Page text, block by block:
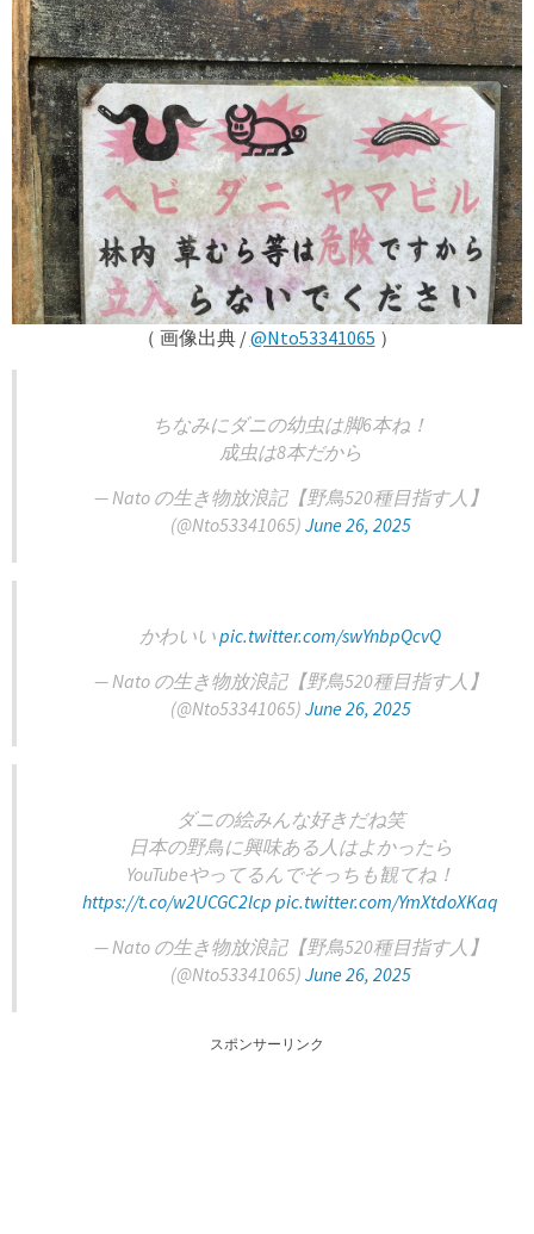
（ 画像出典 /@Nto53341065 ）
ちなみにダニの幼虫は脚6本ね！
成虫は8本だから
— Nato の生き物放浪記【野鳥520種目指す人】
(@Nto53341065) June 26, 2025
かわいいpic.twitter.com/swYnbpQcvQ
— Nato の生き物放浪記【野鳥520種目指す人】
(@Nto53341065) June 26, 2025
ダニの絵みんな好きだね笑
日本の野鳥に興味ある人はよかったら
YouTubeやってるんでそっちも観てね！
https://t.co/w2UCGC2lcp pic.twitter.com/YmXtdoXKaq
— Nato の生き物放浪記【野鳥520種目指す人】
(@Nto53341065) June 26, 2025
スポンサーリンク